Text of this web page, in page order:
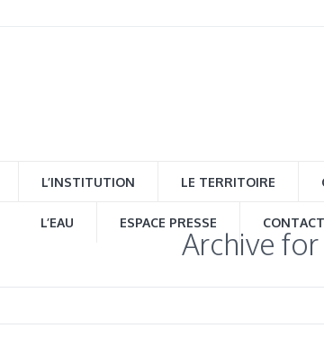
L’INSTITUTION LE TERRITOIRE
L’EAU ESPACE PRESSE CONTACT
Archive